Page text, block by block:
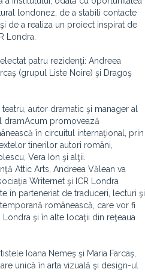
londonez, de a stabili contacte
de a realiza un proiect inspirat de
Londra.
patru rezidenţi: Andreea
(grupul Liste Noire) şi Dragoş
autor dramatic şi manager al
dramAcum promovează
în circuitul internaţional, prin
tinerilor autori români,
Vera Ion şi alţii.
Attic Arts, Andreea Vălean va
Writernet şi ICR Londra
în parteneriat de traduceri, lecturi şi
românească, care vor fi
şi în alte locaţii din reţeaua
Ioana Nemeş şi Maria Farcaş,
unică în arta vizuală şi design-ul